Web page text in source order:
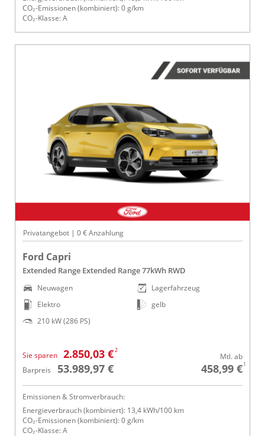
CO₂-Emissionen (kombiniert): 0 g/km
CO₂-Klasse: A
Privatangebot | 0 € Anzahlung
Ford Capri
Extended Range Extended Range 77kWh RWD
Neuwagen
Elektro
210 kW (286 PS)
Lagerfahrzeug
gelb
Sie sparen 2.850,03 €2
Barpreis 53.989,97 €
Mtl. ab
458,99 €1
Emissionen & Stromverbrauch:
Energieverbrauch (kombiniert): 13,4 kWh/100 km
CO₂-Emissionen (kombiniert): 0 g/km
CO₂-Klasse: A